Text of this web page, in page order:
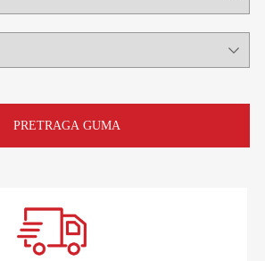
PRETRAGA GUMA